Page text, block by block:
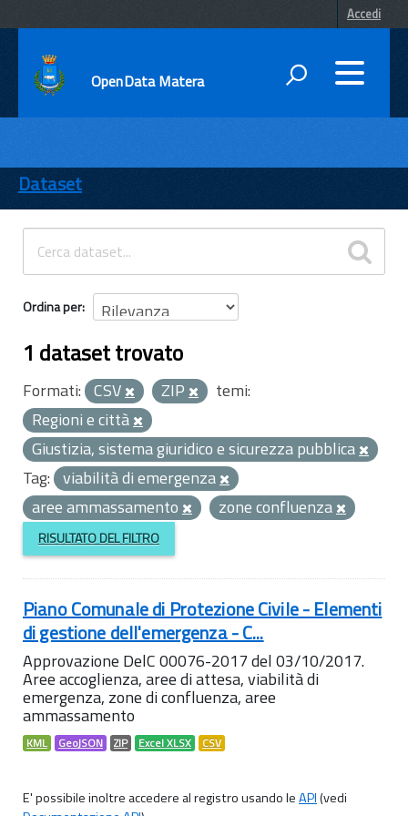
Accedi
OpenData Matera
ENTI
TEMI
INFORMAZIONI
Dataset
Ordina per
1 dataset trovato
Formati: CSV ZIP
temi:
Regioni e città
Giustizia, sistema giuridico e sicurezza pubblica
Tag: viabilità di emergenza
aree ammassamento
zone confluenza
RISULTATO DEL FILTRO
Piano Comunale di Protezione Civile - Elementi
di gestione dell'emergenza - C...
Approvazione DelC 00076-2017 del 03/10/2017.
Aree accoglienza, aree di attesa, viabilità di
emergenza, zone di confluenza, aree
ammassamento
KML GeoJSON ZIP Excel XLSX CSV
E' possibile inoltre accedere al registro usando leAPI(vedi